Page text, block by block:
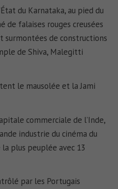
du Karnataka, au pied du
de falaises rouges creusées
surmontées de constructions
de Shiva, Malegitti
le mausolée et la Jami
commerciale de l’Inde,
industrie du cinéma du
la plus peuplée avec 13
par les Portugais